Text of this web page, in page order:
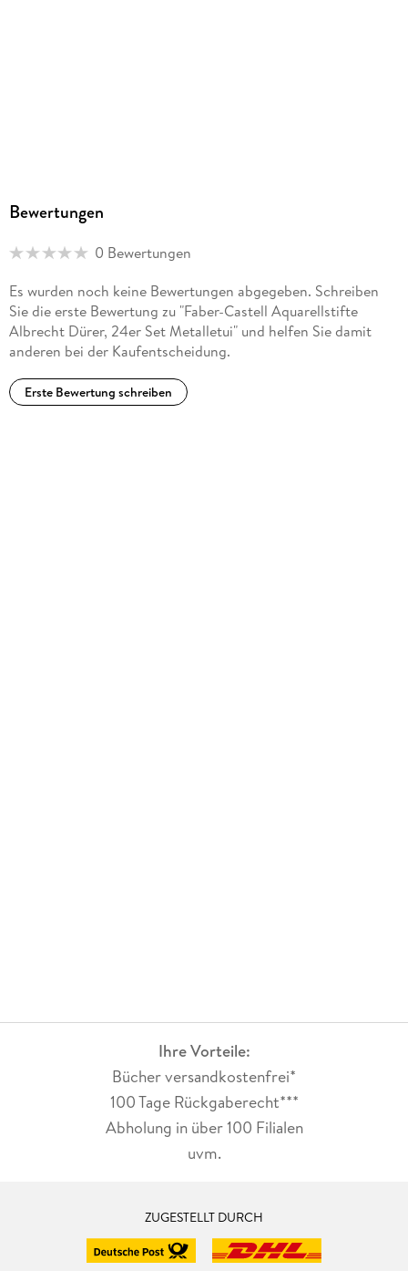
Bewertungen
0 Bewertungen
Es wurden noch keine Bewertungen abgegeben. Schreiben
Sie die erste Bewertung zu "Faber-Castell Aquarellstifte
Albrecht Dürer, 24er Set Metalletui" und helfen Sie damit
anderen bei der Kaufentscheidung.
Erste Bewertung schreiben
Ihre Vorteile:
Bücher versandkostenfrei*
100 Tage Rückgaberecht***
Abholung in über 100 Filialen
uvm.
ZUGESTELLT DURCH